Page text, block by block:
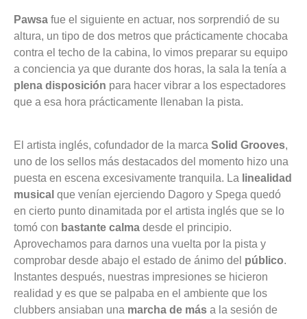
Pawsa fue el siguiente en actuar, nos sorprendió de su
altura, un tipo de dos metros que prácticamente chocaba
contra el techo de la cabina, lo vimos preparar su equipo
a conciencia ya que durante dos horas, la sala la tenía a
plena disposición para hacer vibrar a los espectadores
que a esa hora prácticamente llenaban la pista.
El artista inglés, cofundador de la marca Solid Grooves,
uno de los sellos más destacados del momento hizo una
puesta en escena excesivamente tranquila. La linealidad
musical que venían ejerciendo Dagoro y Spega quedó
en cierto punto dinamitada por el artista inglés que se lo
tomó con bastante calma desde el principio.
Aprovechamos para darnos una vuelta por la pista y
comprobar desde abajo el estado de ánimo del público.
Instantes después, nuestras impresiones se hicieron
realidad y es que se palpaba en el ambiente que los
clubbers ansiaban una marcha de más a la sesión de